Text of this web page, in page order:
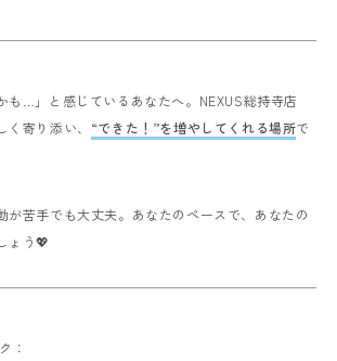
も…」と感じているあなたへ。 NEXUS総持寺店
寄り添い、 “できた！”を増やしてくれる場所で
苦手でも大丈夫。 あなたのペースで、あなたの
ょう💖
：